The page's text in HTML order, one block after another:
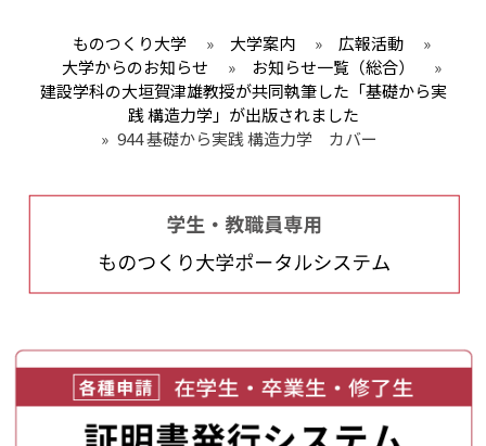
ものつくり大学 » 大学案内 » 広報活動
»
大学からのお知らせ
» お知らせ一覧（総合）
»
建設学科の大垣賀津雄教授が共同執筆した「基礎から実
践 構造力学」が出版されました
» 944 基礎から実践 構造力学 カバー